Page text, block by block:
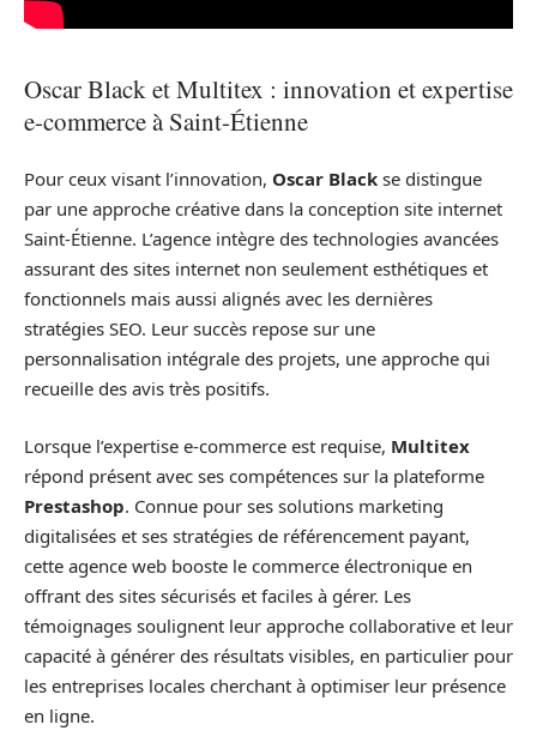
Oscar Black et Multitex : innovation et expertise
e-commerce à Saint-Étienne
Pour ceux visant l’innovation, Oscar Black se distingue
par une approche créative dans la conception site internet
Saint-Étienne. L’agence intègre des technologies avancées
assurant des sites internet non seulement esthétiques et
fonctionnels mais aussi alignés avec les dernières
stratégies SEO. Leur succès repose sur une
personnalisation intégrale des projets, une approche qui
recueille des avis très positifs.
Lorsque l’expertise e-commerce est requise, Multitex
répond présent avec ses compétences sur la plateforme
Prestashop. Connue pour ses solutions marketing
digitalisées et ses stratégies de référencement payant,
cette agence web booste le commerce électronique en
offrant des sites sécurisés et faciles à gérer. Les
témoignages soulignent leur approche collaborative et leur
capacité à générer des résultats visibles, en particulier pour
les entreprises locales cherchant à optimiser leur présence
en ligne.